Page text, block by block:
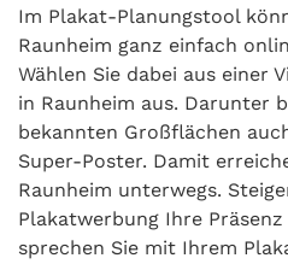
Im Plakat-Planungstool
Raunheim ganz einfach
Wählen Sie dabei aus einer
in Raunheim aus. Darunter
bekannten Großflächen
Super-Poster. Damit
Raunheim unterwegs.
Plakatwerbung Ihre
sprechen Sie mit Ihrem